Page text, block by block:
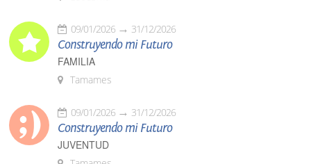
09/01/2026 31/12/2026
Construyendo mi Futuro
FAMILIA
Tamames
09/01/2026 31/12/2026
Construyendo mi Futuro
JUVENTUD